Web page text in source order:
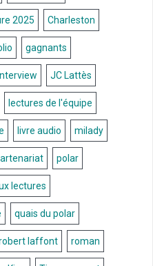
2025 Charleston
gagnants
JC Lattès
lectures de l'équipe
livre audio milady
polar
lectures
quais du polar
laffont roman